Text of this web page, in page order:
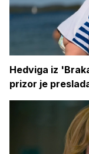
Hedviga iz
prizor je